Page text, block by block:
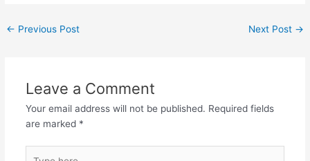
ಬಲು ಮತಿವಂತನಾಗಿ ಮುದದೀ
ರಾಜ್ಯವನಿತ್ತು ಕೃತಕಾರ್ಯನಾಗಿ
ಅಚ್ಯುತನ ವರದಿಂದ ಬಂದು ||1||
ಅಲ್ಲಿ ತ್ರಿಣಿನೇತ್ರ ಶ್ರೀ ವಲ್ಲಭನ
ಶ್ರೀಪಾದ…
← Previous Post Next Post →
Leave a Comment
Your email address will not be published. Required fields
are marked *